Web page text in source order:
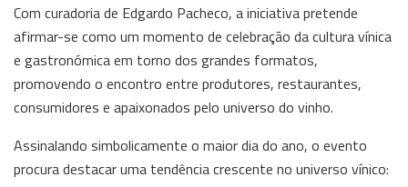
Com curadoria de Edgardo Pacheco, a iniciativa pretende
afirmar-se como um momento de celebração da cultura vínica
e gastronómica em torno dos grandes formatos,
promovendo o encontro entre produtores, restaurantes,
consumidores e apaixonados pelo universo do vinho.
Assinalando simbolicamente o maior dia do ano, o evento
procura destacar uma tendência crescente no universo vínico: